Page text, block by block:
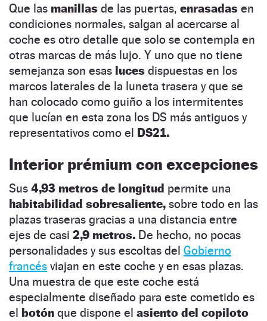
Que las manillas de las puertas, enrasadas en
condiciones normales, salgan al acercarse al
coche es otro detalle que solo se contempla en
otras marcas de más lujo. Y uno que no tiene
semejanza son esas luces dispuestas en los
marcos laterales de la luneta trasera y que se
han colocado como guiño a los intermitentes
que lucían en esta zona los DS más antiguos y
representativos como el DS21.
Interior prémium con excepciones
Sus 4,93 metros de longitud permite una
habitabilidad sobresaliente, sobre todo en las
plazas traseras gracias a una distancia entre
ejes de casi 2,9 metros. De hecho, no pocas
personalidades y sus escoltas del Gobierno
francés viajan en este coche y en esas plazas.
Una muestra de que este coche está
especialmente diseñado para este cometido es
el botón que dispone el asiento del copiloto